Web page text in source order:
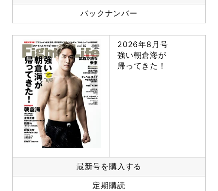
バックナンバー
2026年8月号
強い朝倉海が
帰ってきた！
最新号を購入する
定期購読